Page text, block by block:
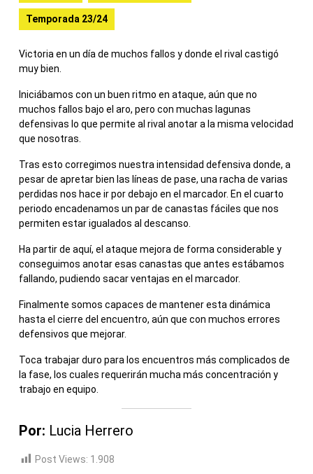
Temporada 23/24
Victoria en un día de muchos fallos y donde el rival castigó
muy bien.
Iniciábamos con un buen ritmo en ataque, aún que no
muchos fallos bajo el aro, pero con muchas lagunas
defensivas lo que permite al rival anotar a la misma velocidad
que nosotras.
Tras esto corregimos nuestra intensidad defensiva donde, a
pesar de apretar bien las líneas de pase, una racha de varias
perdidas nos hace ir por debajo en el marcador. En el cuarto
periodo encadenamos un par de canastas fáciles que nos
permiten estar igualados al descanso.
Ha partir de aquí, el ataque mejora de forma considerable y
conseguimos anotar esas canastas que antes estábamos
fallando, pudiendo sacar ventajas en el marcador.
Finalmente somos capaces de mantener esta dinámica
hasta el cierre del encuentro, aún que con muchos errores
defensivos que mejorar.
Toca trabajar duro para los encuentros más complicados de
la fase, los cuales requerirán mucha más concentración y
trabajo en equipo.
Por: Lucia Herrero
Post Views: 1.908